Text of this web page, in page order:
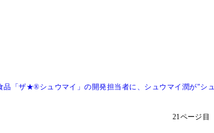
「ザ★®シュウマイ」の開発担当者に、シュウマイ潤が"シ
21ページ目